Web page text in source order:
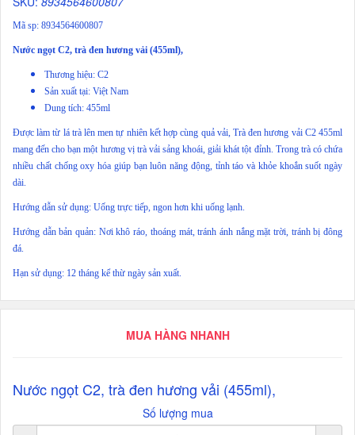
Mã sp: 8934564600807
Nước ngọt C2, trà đen hương vải (455ml),
Thương hiệu: C2
Sản xuất tại: Việt Nam
Dung tích: 455ml
Được làm từ lá trà lên men tự nhiên kết hợp cùng quả vải, Trà đen hương vải C2 455ml
mang đến cho bạn một hương vị trà vải sảng khoái, giải khát tột đỉnh. Trong trà có chứa
nhiều chất chống oxy hóa giúp bạn luôn năng động, tỉnh táo và khỏe khoắn suốt ngày
dài.
Hướng dẫn sử dụng: Uống trực tiếp, ngon hơn khi uống lạnh.
Hướng dẫn bản quản: Nơi khô ráo, thoáng mát, tránh ánh nắng mặt trời, tránh bị đông
đá.
Hạn sử dụng: 12 tháng kể thừ ngày sản xuất.
MUA HÀNG NHANH
Nước ngọt C2, trà đen hương vải (455ml),
Số lượng mua